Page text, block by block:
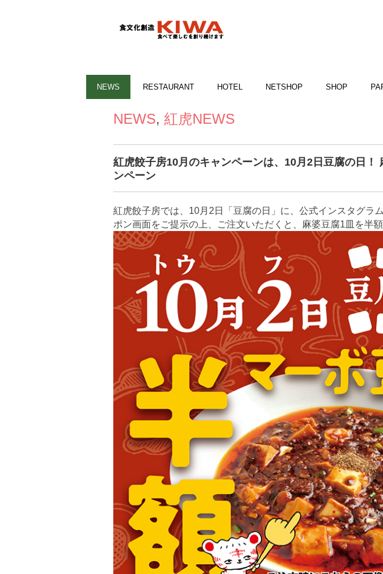
NEWS RESTAURANT HOTEL NETSHOP SHOP
NEWS, 紅虎NEWS
紅虎餃子房10月のキャンペーンは、10月2日豆腐の日！
ンペーン
紅虎餃子房では、10月2日「豆腐の日」に、公式インスタグラ
ポン画面をご提示の上、ご注文いただくと、麻婆豆腐1皿を半